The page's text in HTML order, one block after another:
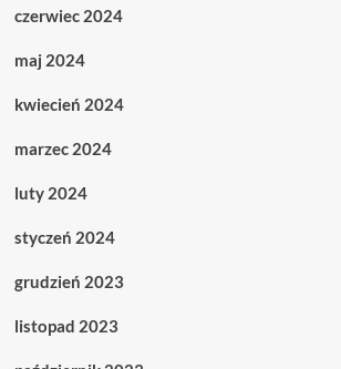
czerwiec 2024
maj 2024
kwiecień 2024
marzec 2024
luty 2024
styczeń 2024
grudzień 2023
listopad 2023